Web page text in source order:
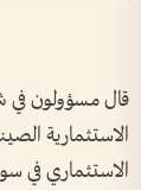
قال مسؤولون في
الاستثمارية
الاستثماري في